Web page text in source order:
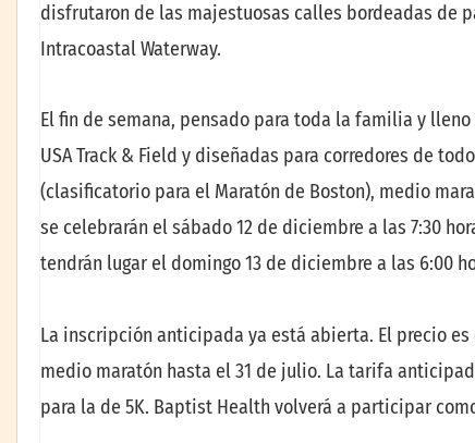
disfrutaron de las majestuosas calles bordeadas de
Intracoastal Waterway.
El fin de semana, pensado para toda la familia y
USA Track & Field y diseñadas para corredores de
(clasificatorio para el Maratón de Boston), medio
se celebrarán el sábado 12 de diciembre a las 7:30
tendrán lugar el domingo 13 de diciembre a las 6:00
La inscripción anticipada ya está abierta. El precio
medio maratón hasta el 31 de julio. La tarifa
para la de 5K. Baptist Health volverá a participar